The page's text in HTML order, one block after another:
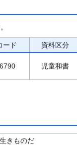
ード 資料区分
児童和書
きものだ